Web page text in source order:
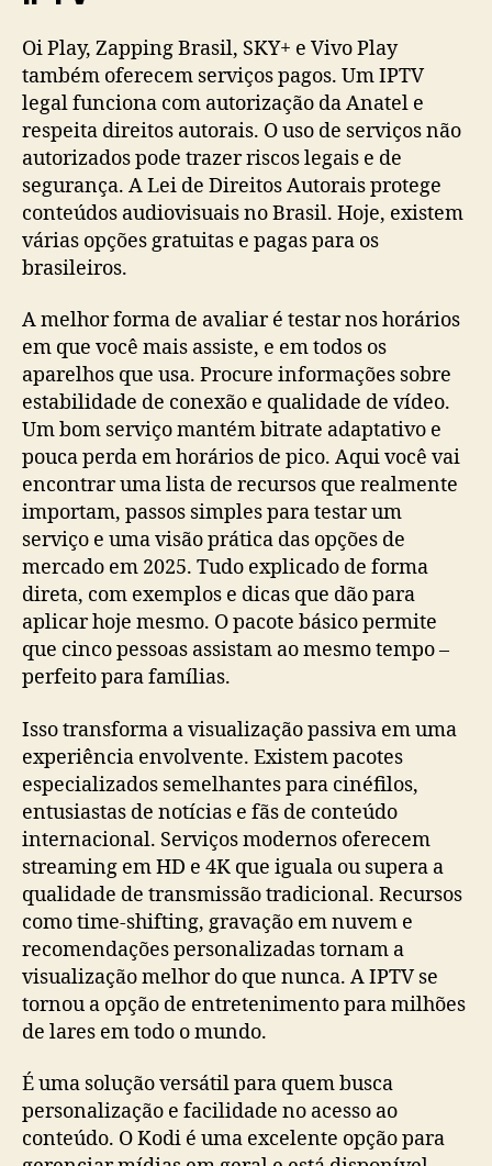
Oi Play, Zapping Brasil, SKY+ e Vivo Play
também oferecem serviços pagos. Um IPTV
legal funciona com autorização da Anatel e
respeita direitos autorais. O uso de serviços não
autorizados pode trazer riscos legais e de
segurança. A Lei de Direitos Autorais protege
conteúdos audiovisuais no Brasil. Hoje, existem
várias opções gratuitas e pagas para os
brasileiros.
A melhor forma de avaliar é testar nos horários
em que você mais assiste, e em todos os
aparelhos que usa. Procure informações sobre
estabilidade de conexão e qualidade de vídeo.
Um bom serviço mantém bitrate adaptativo e
pouca perda em horários de pico. Aqui você vai
encontrar uma lista de recursos que realmente
importam, passos simples para testar um
serviço e uma visão prática das opções de
mercado em 2025. Tudo explicado de forma
direta, com exemplos e dicas que dão para
aplicar hoje mesmo. O pacote básico permite
que cinco pessoas assistam ao mesmo tempo –
perfeito para famílias.
Isso transforma a visualização passiva em uma
experiência envolvente. Existem pacotes
especializados semelhantes para cinéfilos,
entusiastas de notícias e fãs de conteúdo
internacional. Serviços modernos oferecem
streaming em HD e 4K que iguala ou supera a
qualidade de transmissão tradicional. Recursos
como time-shifting, gravação em nuvem e
recomendações personalizadas tornam a
visualização melhor do que nunca. A IPTV se
tornou a opção de entretenimento para milhões
de lares em todo o mundo.
É uma solução versátil para quem busca
personalização e facilidade no acesso ao
conteúdo. O Kodi é uma excelente opção para